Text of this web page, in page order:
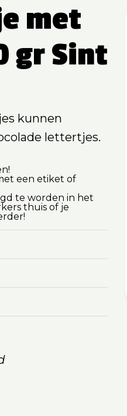
met
gr Sint
kunnen
lettertjes.
een etiket of
te worden in het
thuis of je